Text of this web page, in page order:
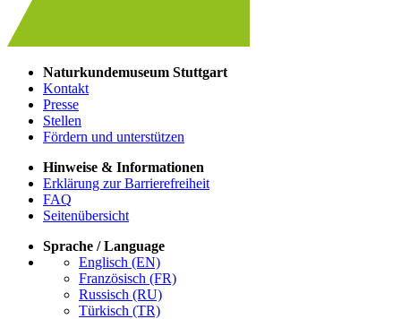
Naturkundemuseum Stuttgart
Kontakt
Presse
Stellen
Fördern und unterstützen
Hinweise & Informationen
Erklärung zur Barrierefreiheit
FAQ
Seitenübersicht
Sprache / Language
Englisch (EN)
Französisch (FR)
Russisch (RU)
Türkisch (TR)